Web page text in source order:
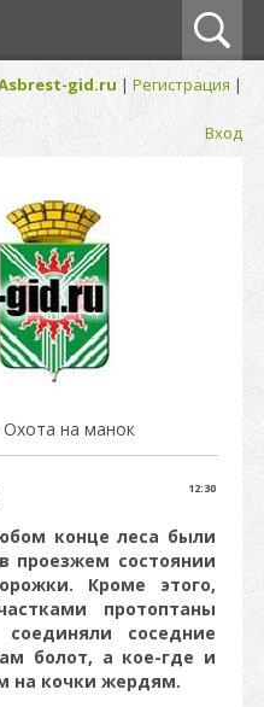
gid.ru | Регистрация |
Вход
Охота на манок
12:30
конце леса были
состоянии
Кроме этого,
протоптаны
соседние
болот, а кое-где и
на кочки жердям.